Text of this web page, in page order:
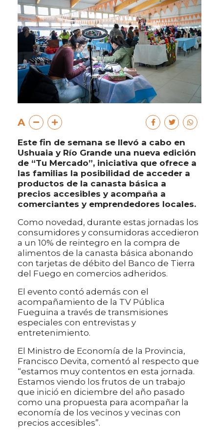
A
Este fin de semana se llevó a cabo en
Ushuaia y Río Grande una nueva edición
de “Tu Mercado”, iniciativa que ofrece a
las familias la posibilidad de acceder a
productos de la canasta básica a
precios accesibles y acompaña a
comerciantes y emprendedores locales.
Como novedad, durante estas jornadas los
consumidores y consumidoras accedieron
a un 10% de reintegro en la compra de
alimentos de la canasta básica abonando
con tarjetas de débito del Banco de Tierra
del Fuego en comercios adheridos.
El evento contó además con el
acompañamiento de la TV Pública
Fueguina a través de transmisiones
especiales con entrevistas y
entretenimiento.
El Ministro de Economía de la Provincia,
Francisco Devita, comentó al respecto que
“estamos muy contentos en esta jornada.
Estamos viendo los frutos de un trabajo
que inició en diciembre del año pasado
como una propuesta para acompañar la
economía de los vecinos y vecinas con
precios accesibles”.